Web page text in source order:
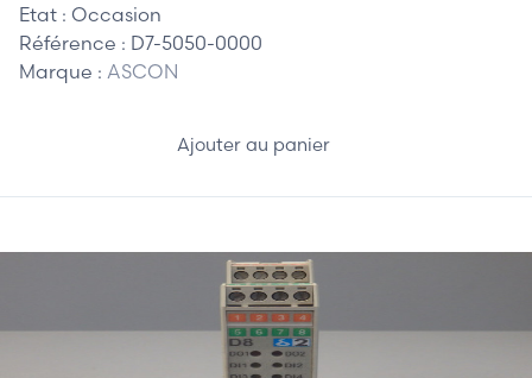
Etat : Occasion
Référence : D7-5050-0000
Marque : ASCON
Ajouter au panier